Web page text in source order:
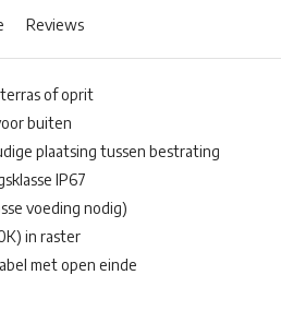
Reviews
of oprit
buiten
plaatsing tussen bestrating
IP67
voeding nodig)
in raster
met open einde